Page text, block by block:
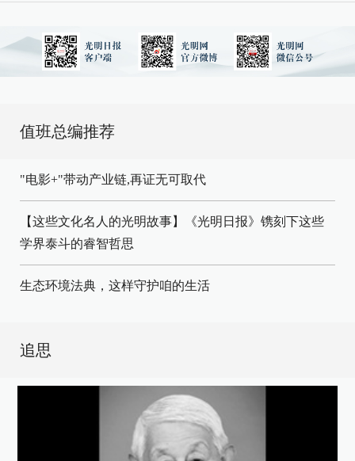
值班总编推荐
"电影+"带动产业链,再证无可取代
【这些文化名人的光明故事】《光明日报》镌刻下这些
学界泰斗的睿智哲思
生态环境法典，这样守护咱的生活
追思